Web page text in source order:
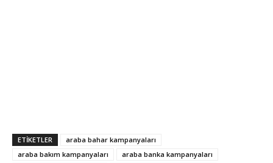
ETIKETLER
araba bahar kampanyaları
araba bakım kampanyaları
araba banka kampanyaları